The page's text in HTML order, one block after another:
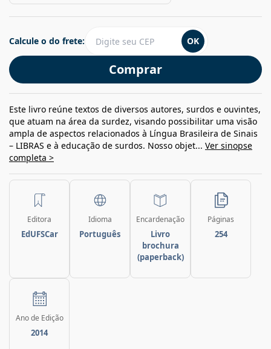
Comprar
Calcule o do frete: OK
Este livro reúne textos de diversos autores, surdos e ouvintes,
que atuam na área da surdez, visando possibilitar uma visão
ampla de aspectos relacionados à Língua Brasileira de Sinais
– LIBRAS e à educação de surdos. Nosso objet... Ver sinopse
completa >
Editora
EdUFSCar
Idioma
Português
Encardenação
Livro
brochura
(paperback)
Páginas
254
Ano de Edição
2014